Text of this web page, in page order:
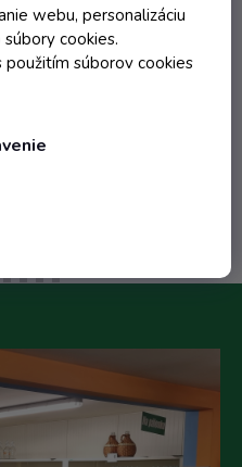
webu, personalizáciu
cookies.
použitím súborov cookies
DPH